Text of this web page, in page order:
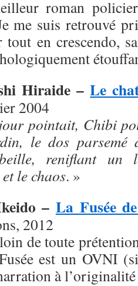
roman
me suis retrouvé
en crescendo,
Hiraide –Le
2004
pointait, Chibi
le dos parsemé
reniflant un
le chaos. »
– La Fusée
2012
de toute
est un OVNI
à